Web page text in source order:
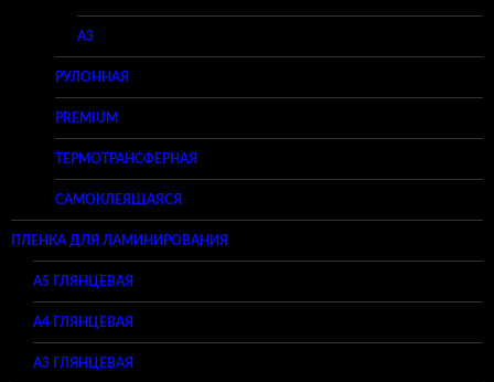
A3
РУЛОННАЯ
PREMIUM
ТЕРМОТРАНСФЕРНАЯ
САМОКЛЕЯЩАЯСЯ
ПЛЕНКА ДЛЯ ЛАМИНИРОВАНИЯ
A5 ГЛЯНЦЕВАЯ
А4 ГЛЯНЦЕВАЯ
A3 ГЛЯНЦЕВАЯ